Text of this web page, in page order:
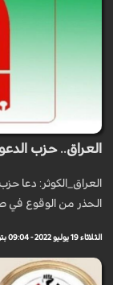
العراق.. حزب
العراق_الكوثر: دعا
الحذر من الوقوع في
الثلاثاء 19 يوليو 2022 - 09:04 بتوقيت مكة